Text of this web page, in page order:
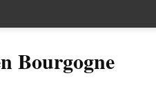
Bourgogne